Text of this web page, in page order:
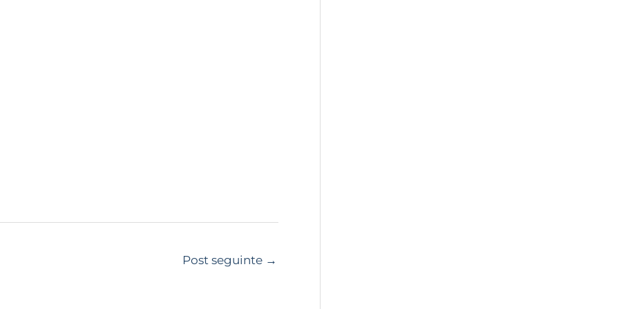
Post seguinte →